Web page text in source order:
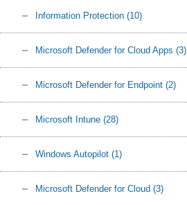
Information Protection (10)
Microsoft Defender for Cloud Apps (3)
Microsoft Defender for Endpoint (2)
Microsoft Intune (28)
Windows Autopilot (1)
Microsoft Defender for Cloud (3)